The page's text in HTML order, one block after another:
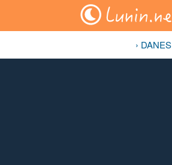
› DANES